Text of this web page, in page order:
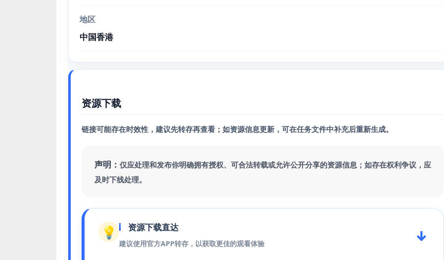
地区
中国香港
资源下载
链接可能存在时效性，建议先转存再查看；如资源信息更新，可在任务文件中补充后重新生成。
声明： 仅应处理和发布你明确拥有授权、可合法转载或允许公开分享的资源信息；如存在权利争议，应
及时下线处理。
💡 资源下载直达
建议使用官方APP转存，以获取更佳的观看体验 ↓